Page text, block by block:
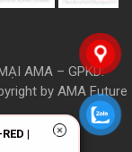
AMA – GPKD:
by AMA Future
|